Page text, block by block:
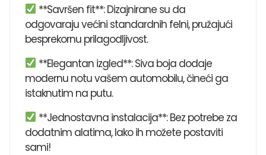
**Savršen fit**: Dizajnirane su da
odgovaraju većini standardnih felni, pružajući
besprekornu prilagodljivost.
**Elegantan izgled**: Siva boja dodaje
modernu notu vašem automobilu, čineći ga
istaknutim na putu.
**Jednostavna instalacija**: Bez potrebe za
dodatnim alatima, lako ih možete postaviti
sami!